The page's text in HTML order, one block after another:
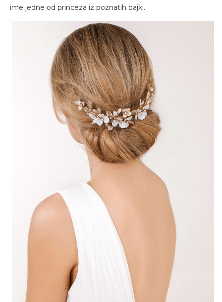
ime jedne od princeza iz poznatih bajki.